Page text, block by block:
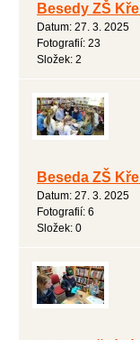
Besedy ZŠ
Datum: 27. 3. 2025
Fotografií: 23
Složek: 2
Beseda ZŠ
Datum: 27. 3. 2025
Fotografií: 6
Složek: 0